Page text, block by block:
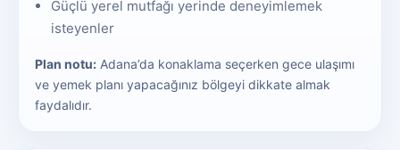
Güçlü yerel mutfağı yerinde deneyimlemek
isteyenler
Plan notu: Adana’da konaklama seçerken gece ulaşımı
ve yemek planı yapacağınız bölgeyi dikkate almak
faydalıdır.